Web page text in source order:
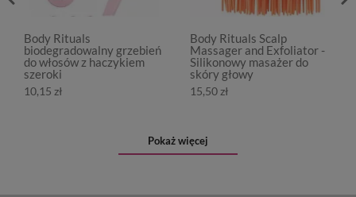
Body Rituals
biodegradowalny grzebień
do włosów z haczykiem
szeroki
10,15 zł
Body Rituals Scalp
Massager and Exfoliator -
Silikonowy masażer do
skóry głowy
15,50 zł
Pokaż więcej